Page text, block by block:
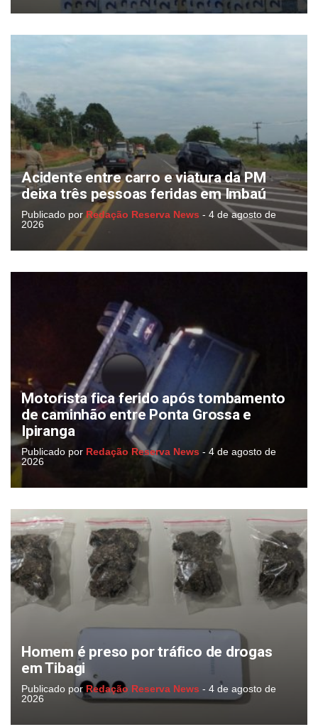
Acidente entre carro e viatura da PM
deixa três pessoas feridas em Imbaú
Publicado por Redação Reserva News - 4 de agosto de
2026
Motorista fica ferido após tombamento
de caminhão entre Ponta Grossa e
Ipiranga
Publicado por Redação Reserva News - 4 de agosto de
2026
Homem é preso por tráfico de drogas
em Tibagi
Publicado por Redação Reserva News - 4 de agosto de
2026